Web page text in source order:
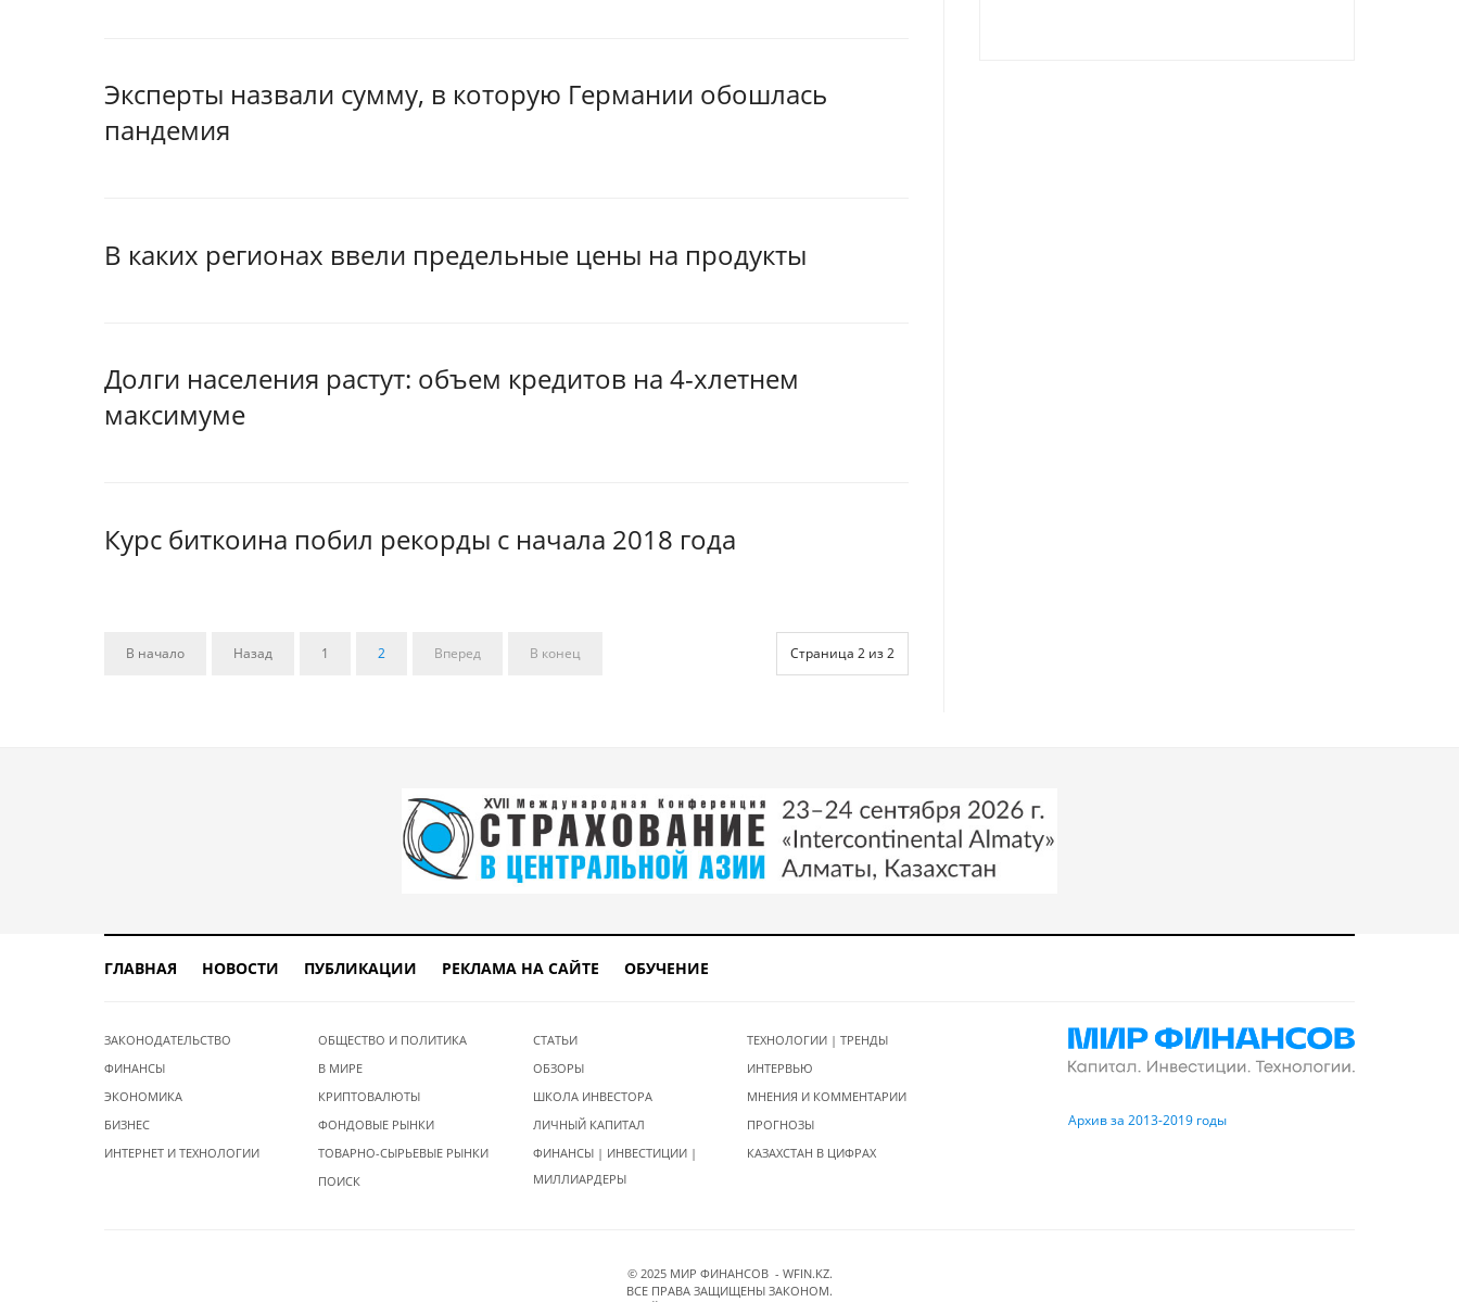
Эксперты назвали сумму, в которую Германии обошлась
пандемия
В каких регионах ввели предельные цены на продукты
Долги населения растут: объем кредитов на 4-хлетнем
максимуме
Курс биткоина побил рекорды с начала 2018 года
Страница 2 из 2
В начало Назад 1 2 Вперед В конец
ГЛАВНАЯ НОВОСТИ ПУБЛИКАЦИИ РЕКЛАМА НА САЙТЕ ОБУЧЕНИЕ
ЗАКОНОДАТЕЛЬСТВО
ФИНАНСЫ
ЭКОНОМИКА
БИЗНЕС
ИНТЕРНЕТ И ТЕХНОЛОГИИ
ОБЩЕСТВО И ПОЛИТИКА
В МИРЕ
КРИПТОВАЛЮТЫ
ФОНДОВЫЕ РЫНКИ
ТОВАРНО-СЫРЬЕВЫЕ РЫНКИ
ПОИСК
СТАТЬИ
ОБЗОРЫ
ШКОЛА ИНВЕСТОРА
ЛИЧНЫЙ КАПИТАЛ
ФИНАНСЫ | ИНВЕСТИЦИИ |
МИЛЛИАРДЕРЫ
ТЕХНОЛОГИИ | ТРЕНДЫ
ИНТЕРВЬЮ
МНЕНИЯ И КОММЕНТАРИИ
ПРОГНОЗЫ
КАЗАХСТАН В ЦИФРАХ
Архив за 2013-2019 годы
© 2025 МИР ФИНАНСОВ - WFIN.KZ.
ВСЕ ПРАВА ЗАЩИЩЕНЫ ЗАКОНОМ.